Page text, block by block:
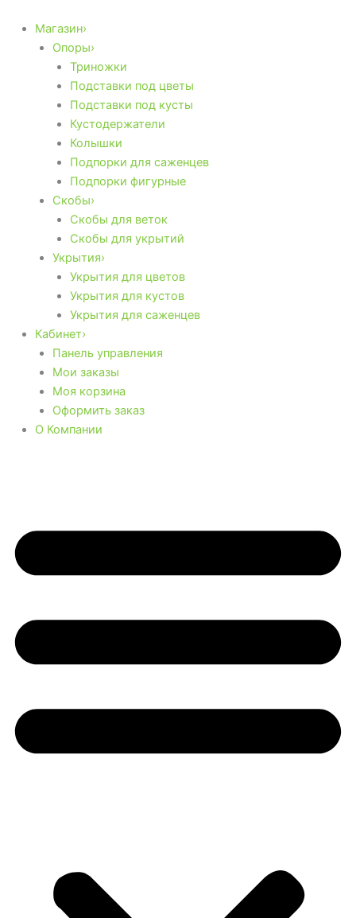
содержимому
Магазин›
Опоры›
Триножки
Подставки под цветы
Подставки под кусты
Кустодержатели
Колышки
Подпорки для саженцев
Подпорки фигурные
Скобы›
Скобы для веток
Скобы для укрытий
Укрытия›
Укрытия для цветов
Укрытия для кустов
Укрытия для саженцев
Кабинет›
Панель управления
Мои заказы
Моя корзина
Оформить заказ
О Компании
товара
укрытия